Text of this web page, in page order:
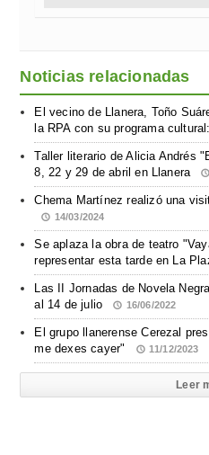
Noticias relacionadas
El vecino de Llanera, Toño
la RPA con su programa
Taller literario de Alicia Andrés
8, 22 y 29 de abril en Llanera
Chema Martínez realizó una
14/03/2024
Se aplaza la obra de teatro
representar esta tarde en La
Las II Jornadas de Novela
al 14 de julio
16/06/2022
El grupo llanerense Cerezal
me dexes cayer"
11/12/2023
Leer